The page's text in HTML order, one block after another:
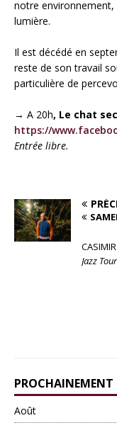
notre
lumière.
Il est décédé en
reste de son travail
particulière de
→ A 20h, Le chat sec
https://
Entrée libre.
Jazz
PROCHAINEMENT
Août